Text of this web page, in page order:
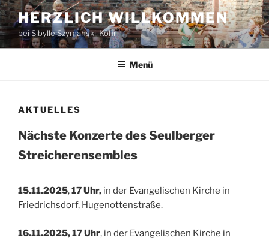
Zum
Inhalt
springen
HERZLICH WILLKOMMEN
bei Sibylle Szymanski-Köhr
Menü
AKTUELLES
Nächste Konzerte des Seulberger
Streicherensembles
15.11.2025,17 Uhr, in der Evangelischen Kirche in
Friedrichsdorf, Hugenottenstraße.
16.11.2025, 17 Uhr, in der Evangelischen Kirche in